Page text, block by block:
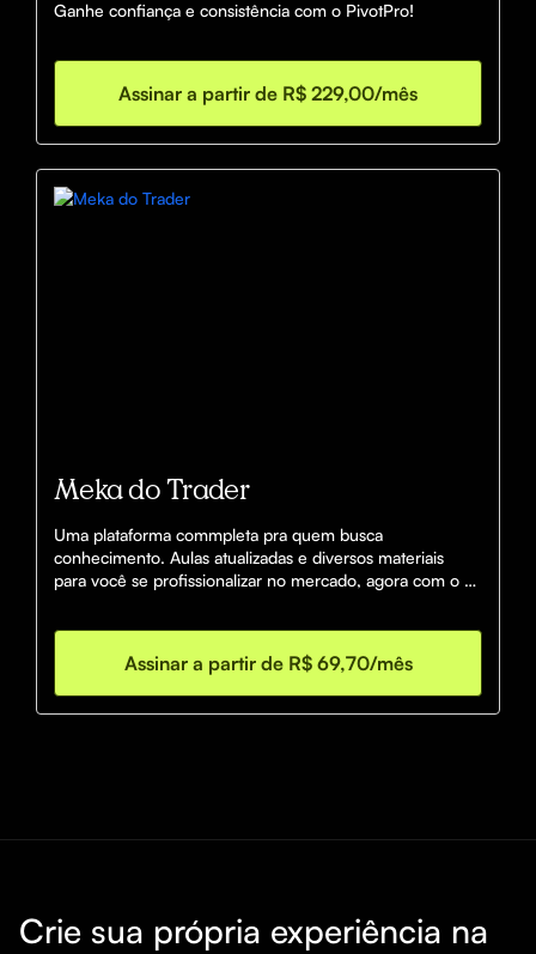
Assinar a partir de R$ 229,00/mês
Meka do Trader
Uma plataforma commpleta pra quem busca
conhecimento. Aulas atualizadas e diversos materiais
para você se profissionalizar no mercado, agora com o
Assinar a partir de R$ 69,70/mês
Crie sua própria experiência na